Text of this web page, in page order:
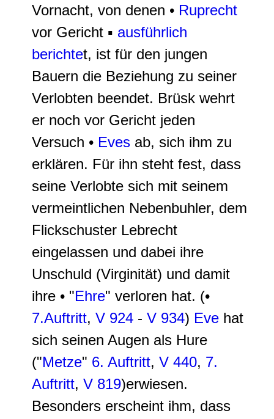
Vornacht, von denen • Ruprecht
vor Gericht ▪ ausführlich
berichtet, ist für den jungen
Bauern die Beziehung zu seiner
Verlobten beendet. Brüsk wehrt
er noch vor Gericht jeden
Versuch • Eves ab, sich ihm zu
erklären. Für ihn steht fest, dass
seine Verlobte sich mit seinem
vermeintlichen Nebenbuhler, dem
Flickschuster Lebrecht
eingelassen und dabei ihre
Unschuld (Virginität) und damit
ihre • "Ehre" verloren hat. (•
7.Auftritt, V 924 - V 934) Eve hat
sich seinen Augen als Hure
("Metze" 6. Auftritt, V 440, 7.
Auftritt, V 819)erwiesen.
Besonders erscheint ihm, dass